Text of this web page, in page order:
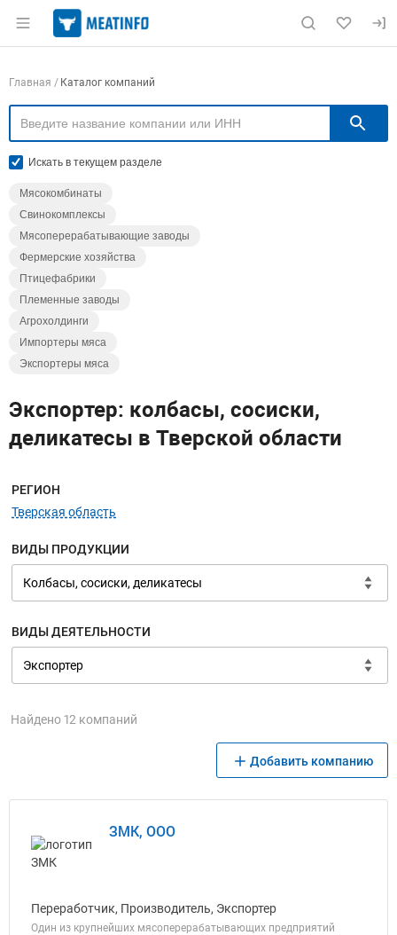
Раздел навигации по сайту meatinfo.ru
Навигация по компаниям
Главная Каталог компаний
Искать в текущем разделе
Мясокомбинаты
Свинокомплексы
Мясоперерабатывающие заводы
Фермерские хозяйства
Птицефабрики
Племенные заводы
Агрохолдинги
Импортеры мяса
Экспортеры мяса
Экспортер: колбасы, сосиски,
деликатесы в Тверской области
Меню навигации
РЕГИОН
Тверская область
ВИДЫ ПРОДУКЦИИ
ВИДЫ ДЕЯТЕЛЬНОСТИ
Найдено 12 компаний
Добавить компанию
ЗМК, ООО
Переработчик, Производитель, Экспортер
Один из крупнейших мясоперерабатывающих предприятий